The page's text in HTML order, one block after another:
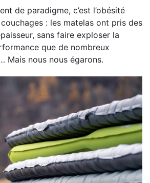
de paradigme, c’est l’obésité
: les matelas ont pris des
sans faire exploser la
que de nombreux
Mais nous nous égarons.